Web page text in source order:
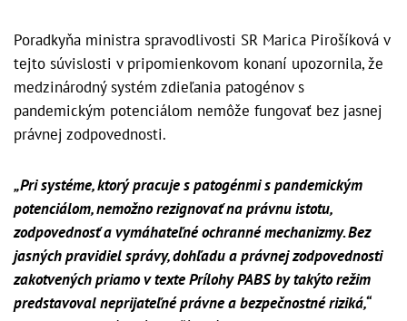
Poradkyňa ministra spravodlivosti SR Marica Pirošíková v
tejto súvislosti v pripomienkovom konaní upozornila, že
medzinárodný systém zdieľania patogénov s
pandemickým potenciálom nemôže fungovať bez jasnej
právnej zodpovednosti.
„Pri systéme, ktorý pracuje s patogénmi s pandemickým
potenciálom, nemožno rezignovať na právnu istotu,
zodpovednosť a vymáhateľné ochranné mechanizmy. Bez
jasných pravidiel správy, dohľadu a právnej zodpovednosti
zakotvených priamo v texte Prílohy PABS by takýto režim
predstavoval neprijateľné právne a bezpečnostné riziká,“